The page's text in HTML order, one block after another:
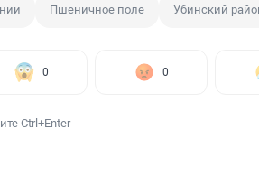
Пшеничное поле Убинский
0 0
Ctrl+Enter